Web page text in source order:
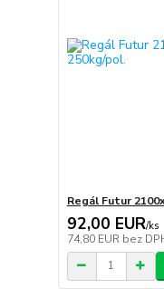
Regál Futur
92,00 EUR/ks
74,80 EUR bez